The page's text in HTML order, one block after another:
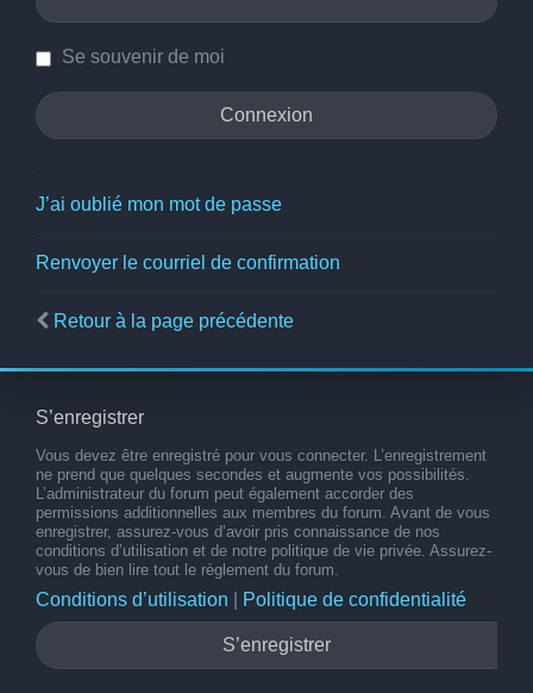
Se souvenir de moi
J’ai oublié mon mot de passe
Renvoyer le courriel de confirmation
Retour à la page précédente
S’enregistrer
Vous devez être enregistré pour vous connecter. L’enregistrement
ne prend que quelques secondes et augmente vos possibilités.
L’administrateur du forum peut également accorder des
permissions additionnelles aux membres du forum. Avant de vous
enregistrer, assurez-vous d’avoir pris connaissance de nos
conditions d’utilisation et de notre politique de vie privée. Assurez-
vous de bien lire tout le règlement du forum.
Conditions d’utilisation Politique de confidentialité
S’enregistrer